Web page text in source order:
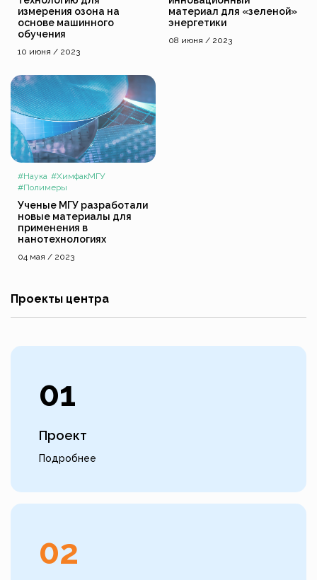
измерения озона на
основе машинного
обучения
10 июня / 2023
материал для «зеленой»
энергетики
08 июня / 2023
#Наука #ХимфакМГУ
#Полимеры
Ученые МГУ разработали
новые материалы для
применения в
нанотехнологиях
04 мая / 2023
Проекты центра
01
Проект
Подробнее
02